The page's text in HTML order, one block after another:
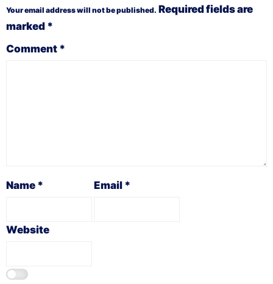
Your email address will not be published. Required fields are
marked *
Comment *
Name * Email *
Website